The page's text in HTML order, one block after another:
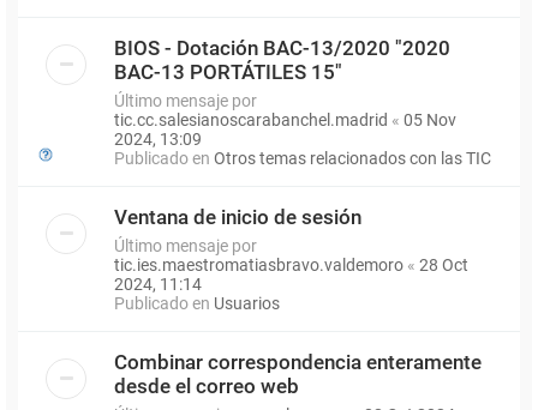
BIOS - Dotación BAC-13/2020 "2020
BAC-13 PORTÁTILES 15"
Último mensaje por
tic.cc.salesianoscarabanchel.madrid « 05 Nov
2024, 13:09
Publicado en Otros temas relacionados con las TIC
Ventana de inicio de sesión
Último mensaje por
tic.ies.maestromatiasbravo.valdemoro « 28 Oct
2024, 11:14
Publicado en Usuarios
Combinar correspondencia enteramente
desde el correo web